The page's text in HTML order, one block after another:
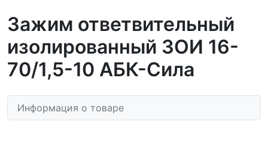
Зажим ответвительный
изолированный ЗОИ 16-
70/1,5-10 АБК-Сила
Информация о товаре